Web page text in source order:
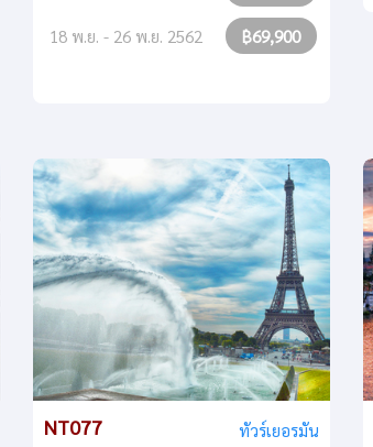
18 พ.ย. - 26 พ.ย. 2562 ฿69,900
NT077 ทัวร์เยอรมัน